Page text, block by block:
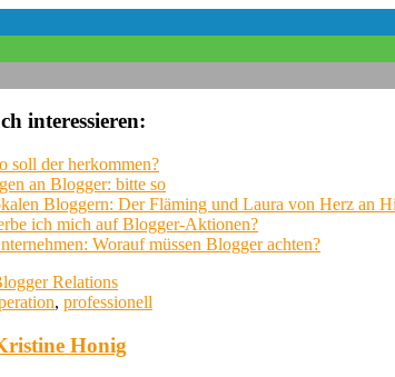
interessieren:
soll der herkommen?
an Blogger: bitte so
Bloggern: Der Fläming und Laura von Herz an
ich mich auf Blogger-Aktionen?
Worauf müssen Blogger achten?
Relations
, professionell
Honig